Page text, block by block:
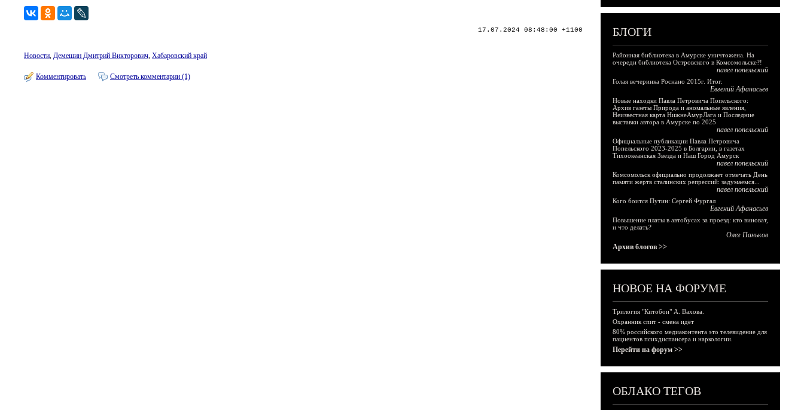
17.07.2024 08:48:00 +1100
Новости, Демешин Дмитрий Викторович, Хабаровский край
Комментировать Смотреть комментарии (1)
БЛОГИ
Районная библиотека в Амурске уничтожена. На
очереди библиотека Островского в Комсомольске?!
павел попельский
Голая вечеринка Роснано 2015г. Итог.
Евгений Афанасьев
Новые находки Павла Петровича Попельского:
Архив газеты Природа и аномальные явления,
Неизвестная карта НижнеАмурЛага и Последние
выставки автора в Амурске по 2025
павел попельский
Официальные публикации Павла Петровича
Попельского 2023-2025 в Болгарии, в газетах
Тихоокеанская Звезда и Наш Город Амурск
павел попельский
Комсомольск официально продолжает отмечать День
памяти жертв сталинских репрессий: задумаемся...
павел попельский
Кого боится Путин: Сергей Фургал
Евгений Афанасьев
Повышение платы в автобусах за проезд: кто виноват,
и что делать?
Олег Паньков
Архив блогов >>
НОВОЕ НА ФОРУМЕ
Трилогия "Китобои" А. Вахова.
Охранник спит - смена идёт
80% российского медиаконтента это телевидение для
пациентов психдиспансера и наркологии.
Перейти на форум >>
ОБЛАКО ТЕГОВ